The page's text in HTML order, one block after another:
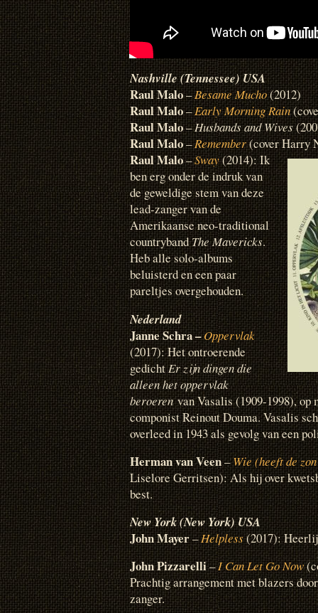
Nashville (Tennessee) USA
Raul Malo–Besame Mucho(2012)
Raul Malo–Early Morning Rain
Raul Malo–Husbands and Wives
Raul Malo–Remember(cover Harry
Raul Malo–Sway(2014): Ik
ben erg onder de indruk van
de geweldige stem van deze
lead-zanger van de
Amerikaanse neo-traditional
countrybandThe Mavericks.
Heb alle solo-albums
beluisterd en een paar
pareltjes overgehouden.
Nederland
Janne Schra –Oppervlak
(2017): Het ontroerende
gedichtEr zijn dingen die
alleen het oppervlak
beroerenvan Vasalis (1909-1998), op
componist Reinout Douma. Vasalis
overleed in 1943 als gevolg van een
Herman van Veen–Wie (heeft de
Liselore Gerritsen): Als hij over
best.
New York (New York) USA
John Mayer–Helpless(2017):
John Pizzarelli–I Can Let Go Now
Prachtig arrangement met blazers
zanger.